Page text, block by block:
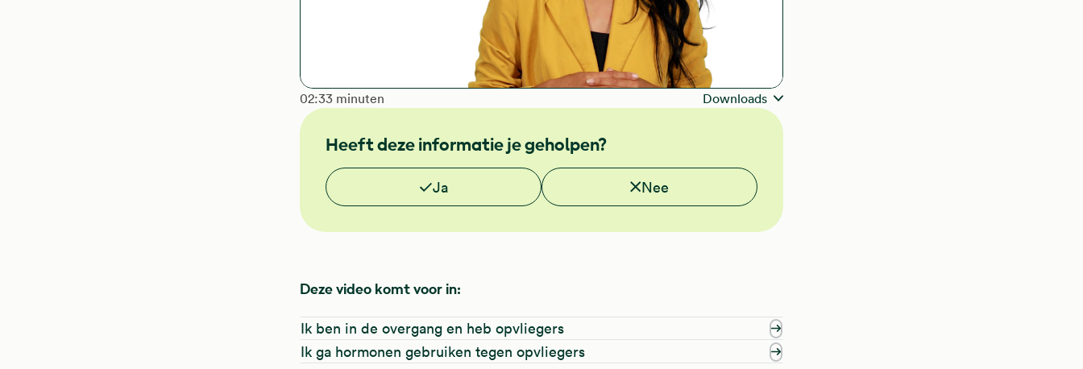
afspelen
The length of the video is
02:33 minuten Downloads
Heeft deze informatie je geholpen?
Vond je deze informatie nuttig?
Ja Nee
Deze video komt voor in:
Ik ben in de overgang en heb opvliegers
Ik ga hormonen gebruiken tegen opvliegers